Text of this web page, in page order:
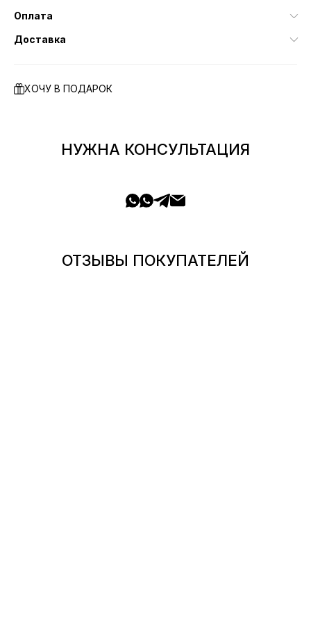
Оплата
Доставка
ХОЧУ В ПОДАРОК
НУЖНА КОНСУЛЬТАЦИЯ
ОТЗЫВЫ ПОКУПАТЕЛЕЙ